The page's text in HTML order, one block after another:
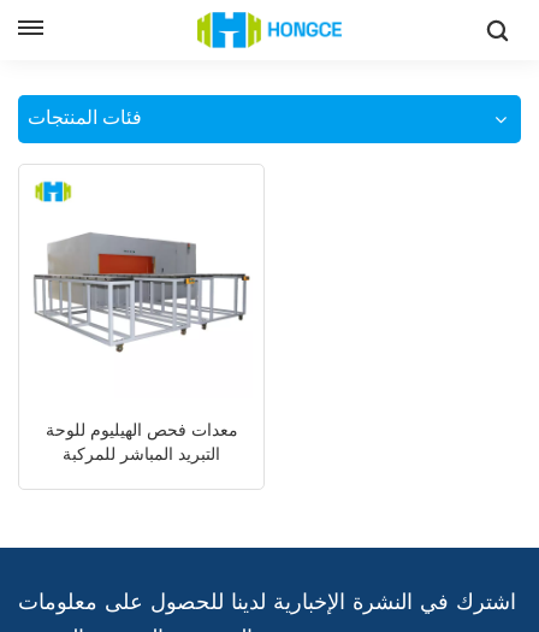
جهاز اختبار تسرب الهيليوم لألواح التبريد عالية الدقة
فئات المنتجات
معدات فحص الهيليوم للوحة
التبريد المباشر للمركبة
اشترك في النشرة الإخبارية لدينا للحصول على معلومات